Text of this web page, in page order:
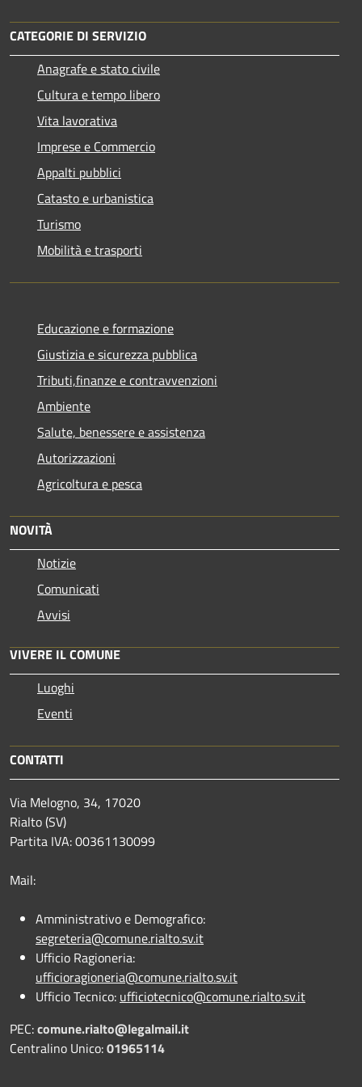
CATEGORIE DI SERVIZIO
Anagrafe e stato civile
Cultura e tempo libero
Vita lavorativa
Imprese e Commercio
Appalti pubblici
Catasto e urbanistica
Turismo
Mobilità e trasporti
Educazione e formazione
Giustizia e sicurezza pubblica
Tributi,finanze e contravvenzioni
Ambiente
Salute, benessere e assistenza
Autorizzazioni
Agricoltura e pesca
NOVITÀ
Notizie
Comunicati
Avvisi
VIVERE IL COMUNE
Luoghi
Eventi
CONTATTI
Via Melogno, 34, 17020
Rialto (SV)
Partita IVA: 00361130099
Mail:
Amministrativo e Demografico:
segreteria@comune.rialto.sv.it
Ufficio Ragioneria:
ufficioragioneria@comune.rialto.sv.it
Ufficio Tecnico: ufficiotecnico@comune.rialto.sv.it
PEC:comune.rialto@legalmail.it
Centralino Unico:01965114